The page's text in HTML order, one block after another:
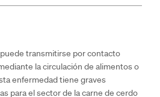
transmitirse por contacto
la circulación de alimentos o
enfermedad tiene graves
para el sector de la carne de cerdo